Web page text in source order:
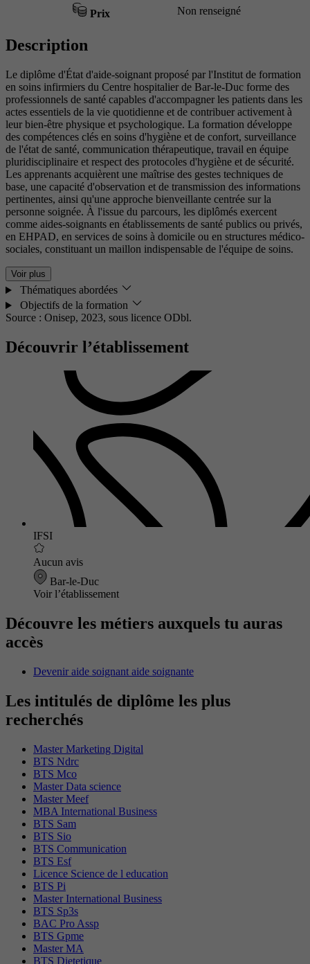
Prix Non renseigné
Description
Le diplôme d'État d'aide-soignant proposé par l'Institut de formation
en soins infirmiers du Centre hospitalier de Bar-le-Duc forme des
professionnels de santé capables d'accompagner les patients dans les
actes essentiels de la vie quotidienne et de contribuer activement à
leur bien-être physique et psychologique. La formation développe
des compétences clés en soins d'hygiène et de confort, surveillance
de l'état de santé, communication thérapeutique, travail en équipe
pluridisciplinaire et respect des protocoles d'hygiène et de sécurité.
Les apprenants acquièrent une maîtrise des gestes techniques de
base, une capacité d'observation et de transmission des informations
pertinentes, ainsi qu'une approche bienveillante centrée sur la
personne soignée. À l'issue du parcours, les diplômés exercent
comme aides-soignants en établissements de santé publics ou privés,
en EHPAD, en services de soins à domicile ou en structures médico-
sociales, constituant un maillon indispensable de l'équipe de soins.
Voir plus
Thématiques abordées
Objectifs de la formation
Source : Onisep, 2023, sous licence ODbl.
Découvrir l’établissement
IFSI
Aucun avis
Bar-le-Duc
Voir l’établissement
Découvre les métiers auxquels tu auras
accès
Devenir aide soignant aide soignante
Les intitulés de diplôme les plus
recherchés
Master Marketing Digital
BTS Ndrc
BTS Mco
Master Data science
Master Meef
MBA International Business
BTS Sam
BTS Sio
BTS Communication
BTS Esf
Licence Science de l education
BTS Pi
Master International Business
BTS Sp3s
BAC Pro Assp
BTS Gpme
Master MA
BTS Dietetique